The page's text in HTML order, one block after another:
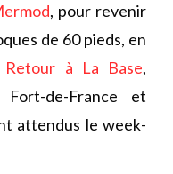
, pour revenir
de 60 pieds, en
Retour à La Base,
de-France et
attendus le week-